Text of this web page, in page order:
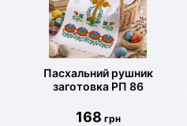
Пасхальний рушник
заготовка РП 86
168 грн